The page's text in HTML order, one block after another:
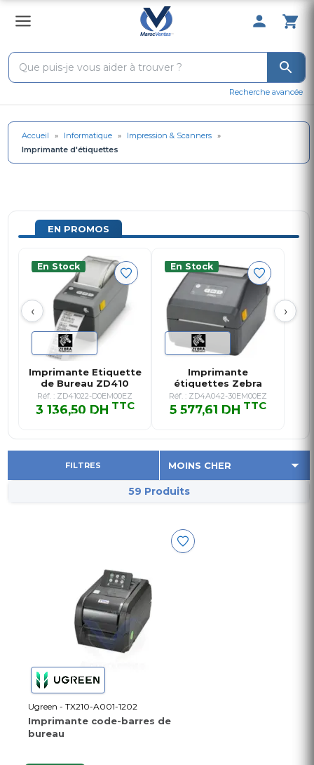
0 Produit
Recherche avancée
Accueil » Informatique » Impression & Scanners »
Imprimante d'étiquettes
EN PROMOS
‹ ›
En Stock
Imprimante Etiquette
de Bureau ZD410
Thermi…
Réf. : ZD41022-D0EM00EZ
3 136,50 DH TTC
3 136,50 DH TTC
En Stock
Imprimante
étiquettes Zebra
ZD421 203 dpi US…
Réf. : ZD4A042-30EM00EZ
5 577,61 DH TTC
5 577,61 DH TTC
FILTRES
59 Produits
Ugreen - TX210-A001-1202
Imprimante code-barres de
bureau